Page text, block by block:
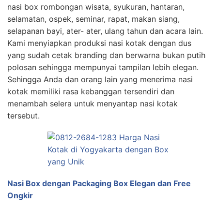
nasi box rombongan wisata, syukuran, hantaran,
selamatan, ospek, seminar, rapat, makan siang,
selapanan bayi, ater- ater, ulang tahun dan acara lain.
Kami menyiapkan produksi nasi kotak dengan dus
yang sudah cetak branding dan berwarna bukan putih
polosan sehingga mempunyai tampilan lebih elegan.
Sehingga Anda dan orang lain yang menerima nasi
kotak memiliki rasa kebanggan tersendiri dan
menambah selera untuk menyantap nasi kotak
tersebut.
Nasi Box dengan Packaging Box Elegan dan Free
Ongkir